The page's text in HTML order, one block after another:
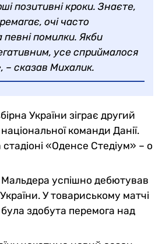
позитивні кроки. Знаєте,
очі часто
помилки. Якби
усе сприймалося
– сказав Михалик.
України зіграє другий
команди Данії.
«Оденсе Стедіум» – о
успішно дебютував
України. У товариському матчі
здобута перемога над